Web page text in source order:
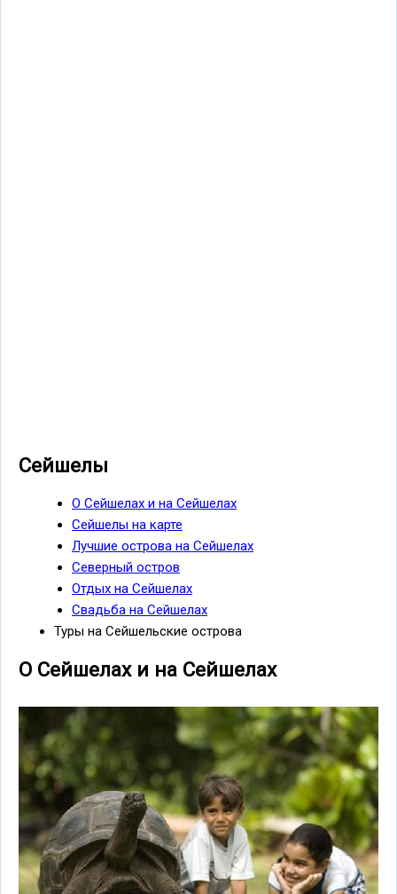
Сейшелы
О Сейшелах и на Сейшелах
Сейшелы на карте
Лучшие острова на Сейшелах
Северный остров
Отдых на Сейшелах
Свадьба на Сейшелах
Туры на Сейшельские острова
О Сейшелах и на Сейшелах